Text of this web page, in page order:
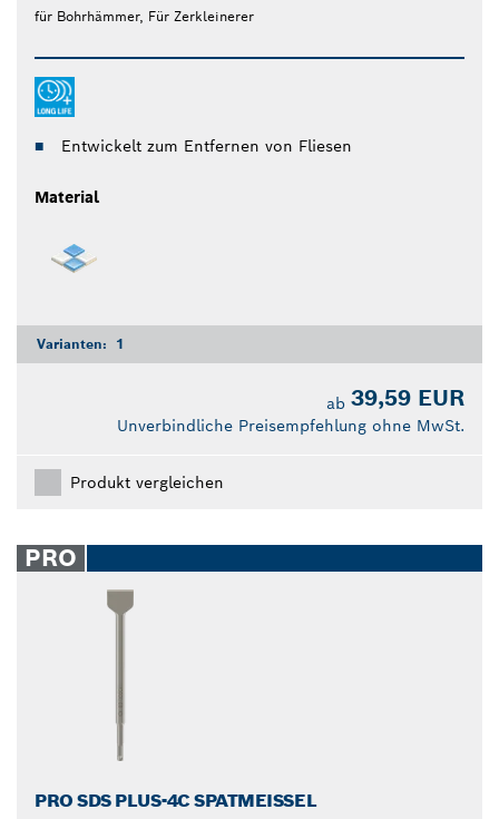
für Bohrhämmer, Für Zerkleinerer
Entwickelt zum Entfernen von Fliesen
Material
Varianten: 1
ab 39,59 EUR
Unverbindliche Preisempfehlung ohne MwSt.
Produkt vergleichen
PRO
PRO SDS PLUS-4C SPATMEISSEL